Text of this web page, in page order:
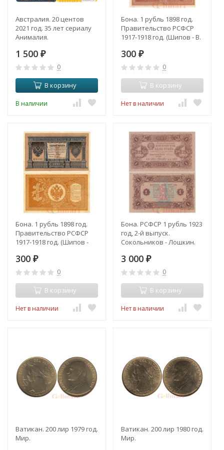
Австралия. 20 центов
2021 год. 35 лет сериалу
Анималия.
1 500 ₽
0
В корзину
В наличии
Бона. 1 рубль 1898 год.
Правительство РСФСР
1917-1918 год. (Шипов - В.
311) (XF)
300 ₽
0
В корзину
Нет в наличии
Бона. 1 рубль 1898 год.
Правительство РСФСР
1917-1918 год. (Шипов -
300 ₽
0
В корзину
Нет в наличии
Бона. РСФСР 1 рубль 1923
год, 2-й выпуск.
Сокольников - Лошкин.
3 000 ₽
0
В корзину
Нет в наличии
Ватикан. 200 лир 1979 год.
Мир.
Ватикан. 200 лир 1980 год.
Мир.